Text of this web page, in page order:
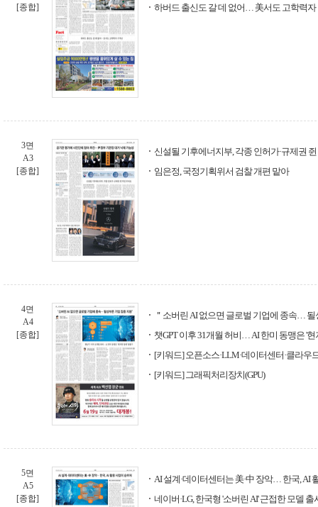
[종합]
하버드 출신도 갈 데 없어… 美서도 고학력자
3면
A3
[종합]
신설될 기후에너지부, 각종 인허가·규제권
임은정, 국정기획위서 검찰 개편 맡아
4면
A4
[종합]
＂소버린 AI 없으면 글로벌 기업에 종속…
챗GPT 이후 31개월 허비… AI 한미 동맹은 '
[키워드] 오픈소스·LLM·데이터센터·클라우
[키워드] 그래픽처리장치(GPU)
5면
A5
[종합]
AI 설계·데이터센터는 美·中 장악… 한국, AI
네이버·LG, 한국형 '소버린 AI' 근접한 모델 출